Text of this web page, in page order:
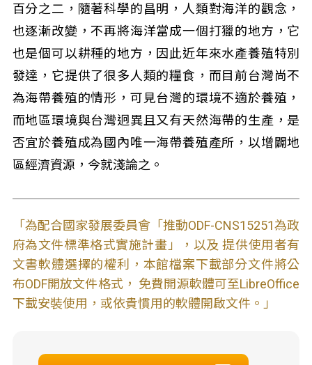
百分之二，隨著科學的昌明，人類對海洋的觀念，
也逐漸改變，不再將海洋當成一個打獵的地方，它
也是個可以耕種的地方，因此近年來水產養殖特別
發達，它提供了很多人類的糧食，而目前台灣尚不
為海帶養殖的情形，可見台灣的環境不適於養殖，
而地區環境與台灣迥異且又有天然海帶的生產，是
否宜於養殖成為國內唯一海帶養殖產所，以增闢地
區經濟資源，今就淺論之。
「為配合國家發展委員會「推動ODF-CNS15251為政
府為文件標準格式實施計畫」，以及 提供使用者有
文書軟體選擇的權利，本館檔案下載部分文件將公
布ODF開放文件格式， 免費開源軟體可至LibreOffice
下載安裝使用，或依貴慣用的軟體開啟文件。」